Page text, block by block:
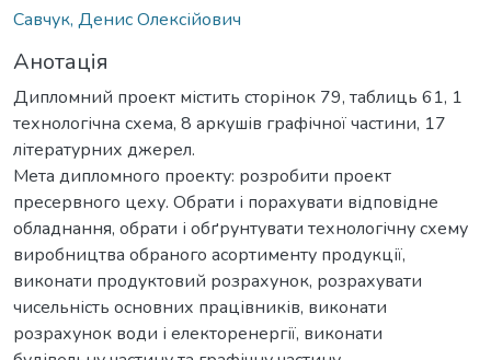
Савчук, Денис Олексійович
Анотація
Дипломний проект містить сторінок 79, таблиць 61, 1
технологічна схема, 8 аркушів графічної частини, 17
літературних джерел.
Мета дипломного проекту: розробити проект
пресервного цеху. Обрати і порахувати відповідне
обладнання, обрати і обґрунтувати технологічну схему
виробництва обраного асортименту продукції,
виконати продуктовий розрахунок, розрахувати
чисельність основних працівників, виконати
розрахунок води і електоренергії, виконати